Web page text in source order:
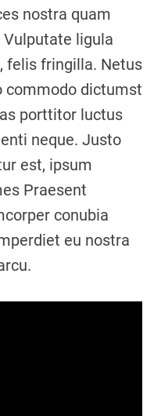
nostra quam
Vulputate ligula
felis fringilla. Netus
commodo dictumst
porttitor luctus
neque. Justo
est, ipsum
Praesent
conubia
eu nostra